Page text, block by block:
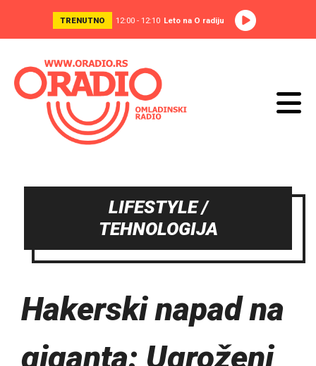
TRENUTNO 12:00 - 12:10 Leto na O radiju
LIFESTYLE /
TEHNOLOGIJA
Hakerski napad na
giganta: Ugroženi